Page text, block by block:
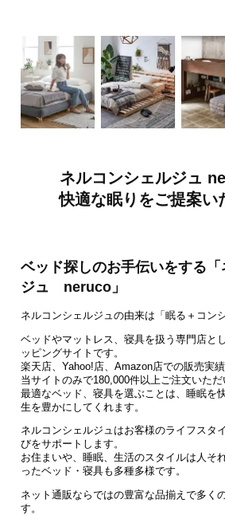
ネルコンシェルジュ
快適な眠りをご提案い
ベッド探しのお手伝いをする
ジュ neruco」
ネルコンシェルジュの由来は「眠る＋コン
ベッドやマットレス、寝具を扱う専門店と
ッピングサイトです。
楽天店、Yahoo!店、Amazon店での販売実
当サイトのみで180,000件以上ご注文いただ
最適なベッド、寝具を選ぶことは、睡眠を
生を豊かにしてくれます。
ネルコンシェルジュはお客様のライフスタ
びをサポートします。
お住まいや、睡眠、生活のスタイルは人そ
ったベッド・寝具も多種多様です。
ネット通販ならではの豊富な品揃えで多く
す。